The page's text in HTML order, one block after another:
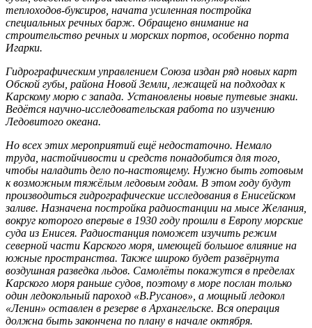
теплоходов-буксиров, начата усиленная постройка
специальных речных барж. Обращено внимание на
строительство речных и морских портов, особенно порта
Игарки.
Гидрографическим управлением Союза издан ряд новых карт
Обской губы, района Новой Земли, лежащей на подходах к
Карскому морю с запада. Установлены новые путевые знаки.
Ведётся научно-исследовательская работа по изучению
Ледовитого океана.
Но всех этих мероприятий ещё недостаточно. Немало
труда, настойчивости и средств понадобится для того,
чтобы наладить дело по-настоящему. Нужно быть готовым
к возможным тяжёлым ледовым годам. В этом году будут
производиться гидрографические исследования в Енисейском
заливе. Назначена постройка радиостанции на мысе Желания,
вокруг которого впервые в 1930 году прошли в Европу морские
суда из Енисея. Радиостанция поможет изучить режим
северной части Карского моря, имеющей большое влияние на
южные пространства. Также широко будет развёрнута
воздушная разведка льдов. Самолёты покажутся в пределах
Карского моря раньше судов, поэтому в море послан только
один ледокольный пароход «В.Русанов», а мощный ледокол
«Ленин» оставлен в резерве в Архангельске. Вся операция
должна быть закончена по плану в начале октября.